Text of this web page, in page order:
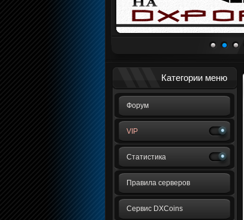
Категории меню
Форум
VIP
Статистика
Правила серверов
Сервис DXCoins